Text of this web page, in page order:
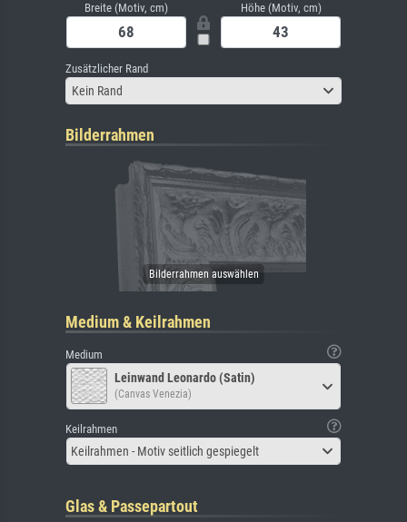
Breite (Motiv, cm) Höhe (Motiv, cm)
Zusätzlicher Rand
Kein Rand
Bilderrahmen
Medium & Keilrahmen
Medium
Leinwand Leonardo (Satin)
(Canvas Venezia)
Keilrahmen
Keilrahmen - Motiv seitlich gespiegelt
Glas & Passepartout